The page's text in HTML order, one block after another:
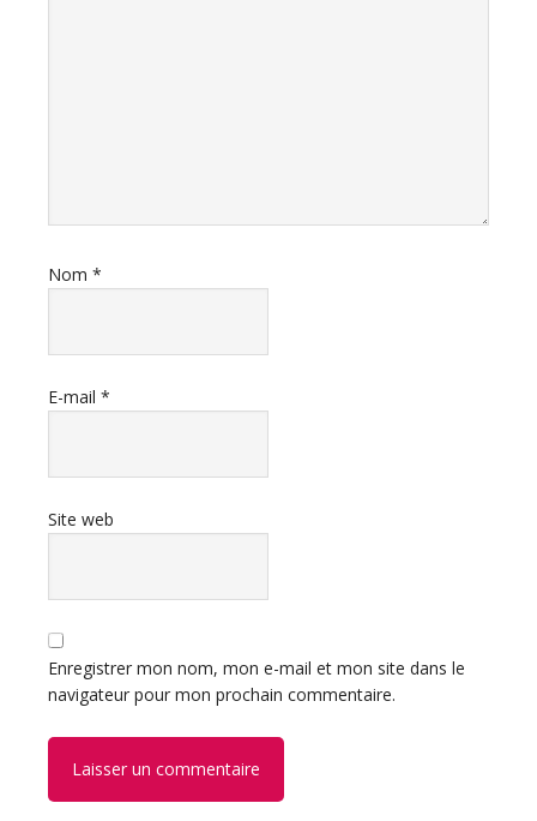
Nom *
E-mail *
Site web
Enregistrer mon nom, mon e-mail et mon site dans le
navigateur pour mon prochain commentaire.